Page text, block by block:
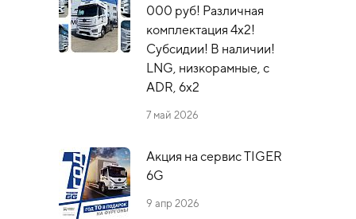
000 руб! Различная
комплектация 4х2!
Субсидии! В наличии!
LNG, низкорамные, с
ADR, 6x2
7 май 2026
Акция на сервис TIGER
6G
9 апр 2026